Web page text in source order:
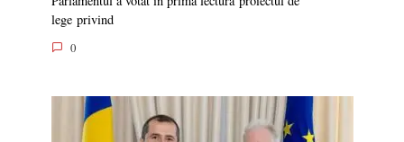
lege privind
0